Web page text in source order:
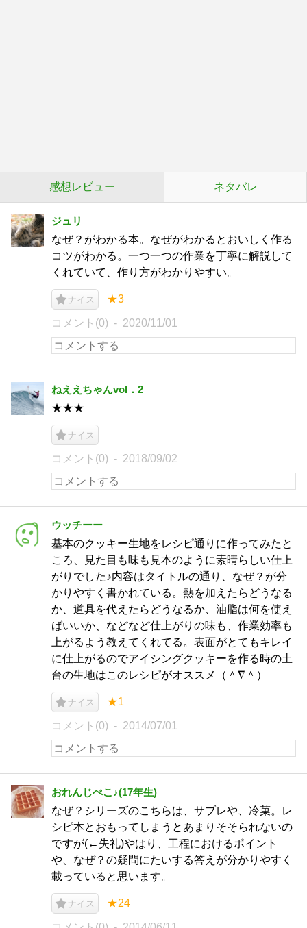
感想レビュー ネタバレ
ジュリ
なぜ？がわかる本。なぜがわかるとおいしく作る
コツがわかる。一つ一つの作業を丁寧に解説して
くれていて、作り方がわかりやすい。
ナイス ★3
コメント(0) 2020/11/01
ねええちゃんvol．2
★★★
ナイス
コメント(0) 2018/09/02
ウッチーー
基本のクッキー生地をレシピ通りに作ってみたと
ころ、見た目も味も見本のように素晴らしい仕上
がりでした♪内容はタイトルの通り、なぜ？が分
かりやすく書かれている。熱を加えたらどうなる
か、道具を代えたらどうなるか、油脂は何を使え
ばいいか、などなど仕上がりの味も、作業効率も
上がるよう教えてくれてる。表面がとてもキレイ
に仕上がるのでアイシングクッキーを作る時の土
台の生地はこのレシピがオススメ（＾∇＾）
ナイス ★1
コメント(0) 2014/07/01
おれんじぺこ♪(17年生)
なぜ？シリーズのこちらは、サブレや、冷菓。レ
シピ本とおもってしまうとあまりそそられないの
ですが(←失礼)やはり、工程におけるポイント
や、なぜ？の疑問にたいする答えが分かりやすく
載っていると思います。
ナイス ★24